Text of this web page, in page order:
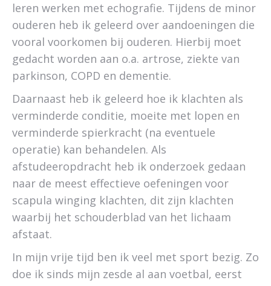
leren werken met echografie. Tijdens de minor
ouderen heb ik geleerd over aandoeningen die
vooral voorkomen bij ouderen. Hierbij moet
gedacht worden aan o.a. artrose, ziekte van
parkinson, COPD en dementie.
Daarnaast heb ik geleerd hoe ik klachten als
verminderde conditie, moeite met lopen en
verminderde spierkracht (na eventuele
operatie) kan behandelen. Als
afstudeeropdracht heb ik onderzoek gedaan
naar de meest effectieve oefeningen voor
scapula winging klachten, dit zijn klachten
waarbij het schouderblad van het lichaam
afstaat.
In mijn vrije tijd ben ik veel met sport bezig. Zo
doe ik sinds mijn zesde al aan voetbal, eerst